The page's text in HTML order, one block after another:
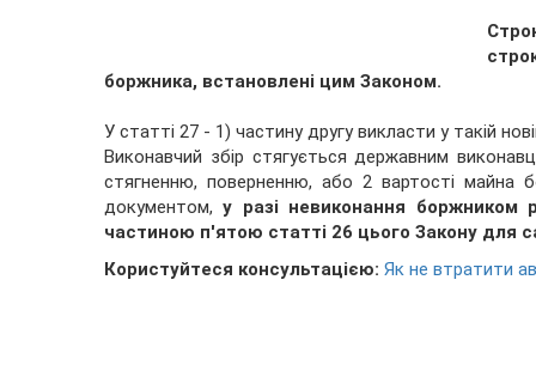
боржника, встановлені цим Законом.
У статті 27 - 1) частину другу викласти у такій
Виконавчий збір стягується державним
стягненню, поверненню, або 2 вартості майна
документом,у разі невиконання боржником
частиною п'ятою статті 26 цього Закону для
Користуйтеся консультацією: Як не втратити